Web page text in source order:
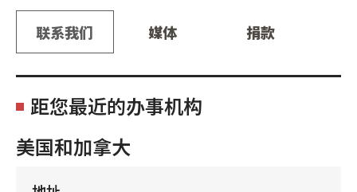
联系我们 媒体 捐款
选择国家
距您最近的办事机构
美国和加拿大